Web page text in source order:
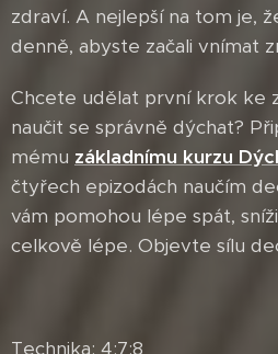
zdraví. A nejlepší na tom je,
denně, abyste začali vnímat
Chcete udělat první krok ke
naučit se správně dýchat?
mému základnímu kurzu
čtyřech epizodách naučím
vám pomohou lépe spát,
celkově lépe. Objevte sílu
Technika: 4:7:8